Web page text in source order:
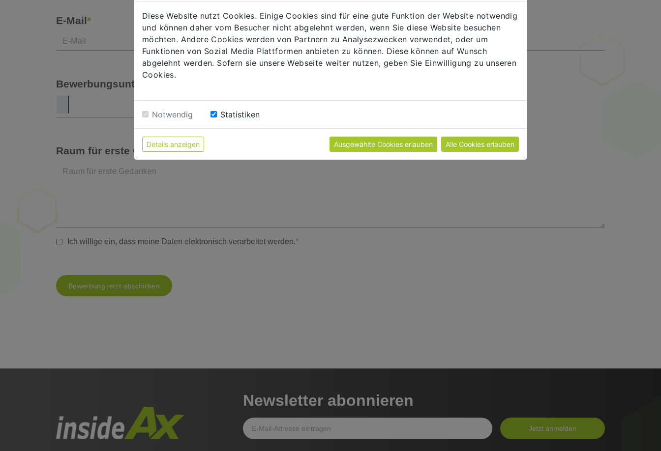
E-Mail* Telefon *
Bewerbungsunterlagen hinzufügen
Raum für erste Gedanken
Ich willige ein, dass meine Daten elektronisch verarbeitet werden.*
Bewerbung jetzt abschicken
Newsletter abonnieren
Jetzt anmelden
Diese Website nutzt Cookies. Einige Cookies sind für eine gute Funktion der Website notwendig
und können daher vom Besucher nicht abgelehnt werden, wenn Sie diese Website besuchen
möchten. Andere Cookies werden von Partnern zu Analysezwecken verwendet, oder um
Funktionen von Sozial Media Plattformen anbieten zu können. Diese können auf Wunsch
abgelehnt werden. Sofern sie unsere Webseite weiter nutzen, geben Sie Einwilligung zu unseren
Cookies.
Notwendig Statistiken
Details anzeigen Ausgewählte Cookies erlauben Alle Cookies erlauben